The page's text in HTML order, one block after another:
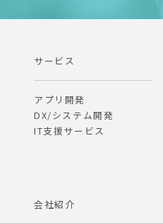
サービス
アプリ開発
DX/システム開発
IT支援サービス
会社紹介